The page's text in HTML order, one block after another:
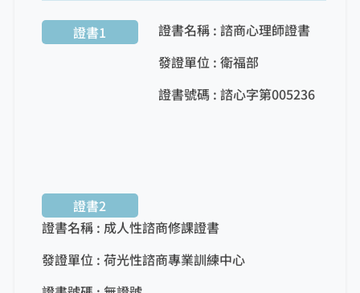
證書1
證書名稱 : 諮商心理師證書
發證單位 : 衛福部
證書號碼 : 諮心字第005236
證書2
證書名稱 : 成人性諮商修課證書
發證單位 : 荷光性諮商專業訓練中心